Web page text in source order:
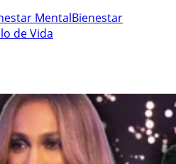
MentalBienestar
de Vida